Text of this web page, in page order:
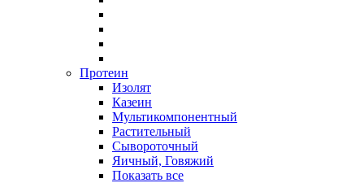
Протеин
Изолят
Казеин
Мультикомпонентный
Растительный
Сывороточный
Яичный, Говяжий
Показать все